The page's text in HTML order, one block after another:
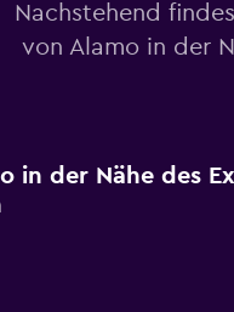
Nachstehend
von Alamo in der
in der Nähe des